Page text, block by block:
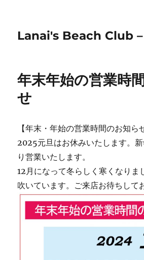
Lanai's Beach Club
年末年始の営業時
せ
【年末・年始の営業時間のお知ら
2025元旦はお休みいたします。
り営業いたします。
12月になって冬らしく寒くなりま
吹いています。ご来店お待ちして